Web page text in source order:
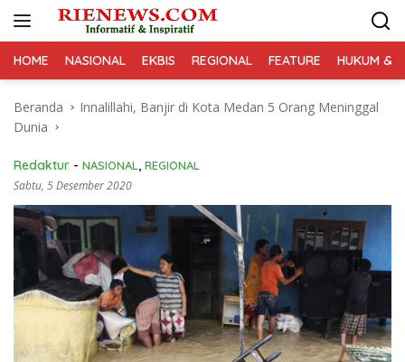
HOME NASIONAL EKBIS REGIONAL FEATURE HUKUM &
Beranda
Innalillahi, Banjir di Kota Medan 5 Orang Meninggal
Dunia
Redaktur - NASIONAL, REGIONAL
Sabtu, 5 Desember 2020